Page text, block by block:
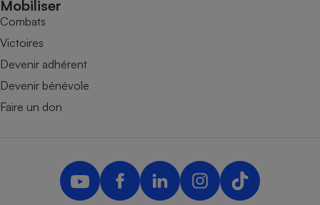
Mobiliser
Combats
Victoires
Devenir adhérent
Devenir bénévole
Faire un don